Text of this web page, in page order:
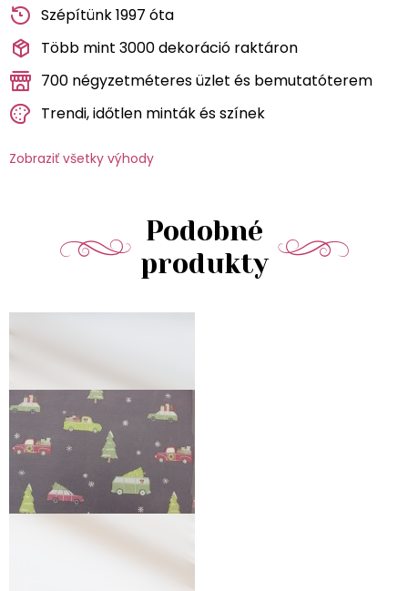
Szépítünk 1997 óta
Több mint 3000 dekoráció raktáron
700 négyzetméteres üzlet és bemutatóterem
Trendi, időtlen minták és színek
Zobraziť všetky výhody
Podobné
produkty